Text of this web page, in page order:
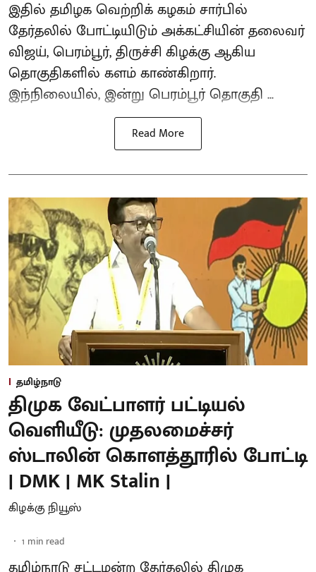
இதில் தமிழக வெற்றிக் கழகம் சார்பில்
தேர்தலில் போட்டியிடும் அக்கட்சியின் தலைவர்
விஜய், பெரம்பூர், திருச்சி கிழக்கு ஆகிய
தொகுதிகளில் களம் காண்கிறார்.
இந்நிலையில், இன்று பெரம்பூர் தொகுதி ...
Read More
தமிழ்நாடு
திமுக வேட்பாளர் பட்டியல்
வெளியீடு: முதலமைச்சர்
ஸ்டாலின் கொளத்தூரில் போட்டி
| DMK | MK Stalin |
கிழக்கு நியூஸ்
1 min read